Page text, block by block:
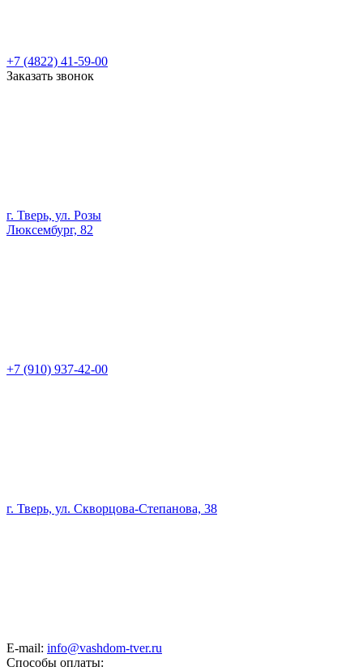
+7 (4822) 41-59-00
Заказать звонок
г. Тверь, ул. Розы
Люксембург, 82
+7 (910) 937-42-00
г. Тверь, ул. Скворцова-Степанова, 38
E-mail: info@vashdom-tver.ru
Способы оплаты: